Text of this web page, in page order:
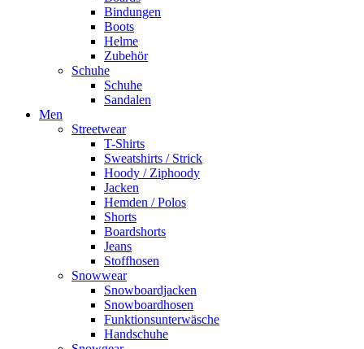
Bindungen
Boots
Helme
Zubehör
Schuhe
Schuhe
Sandalen
Men
Streetwear
T-Shirts
Sweatshirts / Strick
Hoody / Ziphoody
Jacken
Hemden / Polos
Shorts
Boardshorts
Jeans
Stoffhosen
Snowwear
Snowboardjacken
Snowboardhosen
Funktionsunterwäsche
Handschuhe